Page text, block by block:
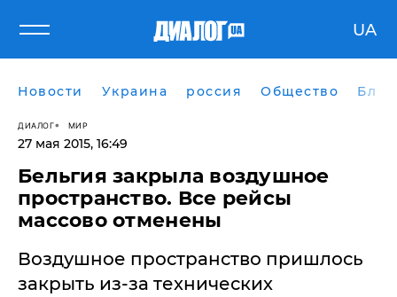
UA
Новости Украина россия Общество
ДИАЛОГ МИР
27 мая 2015, 16:49
Бельгия закрыла воздушное
пространство. Все рейсы
массово отменены
Воздушное пространство пришлось
закрыть из-за технических